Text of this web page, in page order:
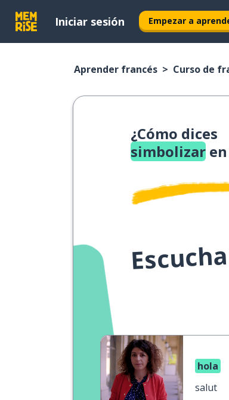
Iniciar sesión Empezar a
Aprender francés Curso de
¿Cómo dices
simbolizar
hola
salut